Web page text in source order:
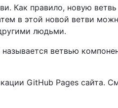
Как правило, новую
в этой новой ветви
людьми.
ветвью
GitHub Pages сайта.